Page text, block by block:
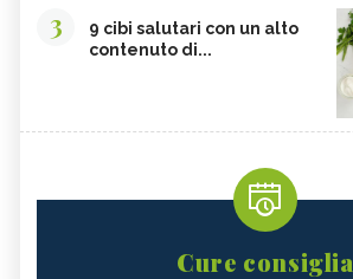
3
9 cibi salutari con un alto
contenuto di...
Cure consiglia